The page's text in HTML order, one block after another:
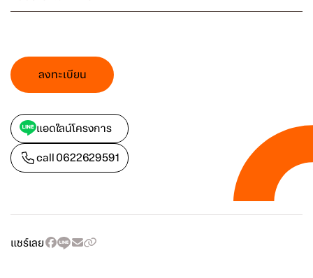
ลงทะเบียน
แอดไลน์โครงการ
call 0622629591
แชร์เลย